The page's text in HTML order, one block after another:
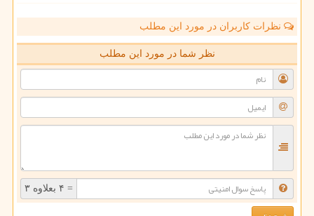
نظرات کاربران در مورد این مطلب
نظر شما در مورد این مطلب
= ۴ بعلاوه ۳